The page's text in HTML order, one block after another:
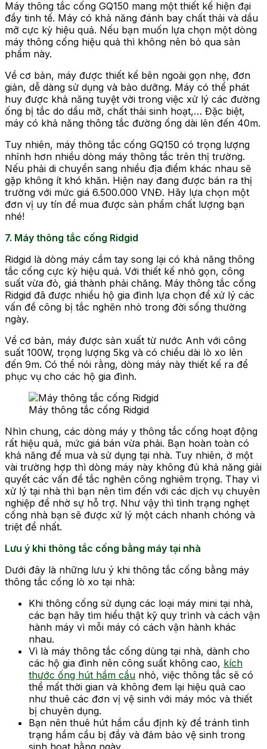
Máy thông tắc cống GQ150 mang một thiết kế hiện đại
đầy tinh tế. Máy có khả năng đánh bay chất thải và dầu
mỡ cực kỳ hiệu quả. Nếu bạn muốn lựa chọn một dòng
máy thông cống hiệu quả thì không nên bỏ qua sản
phẩm này.
Về cơ bản, máy được thiết kế bên ngoài gọn nhẹ, đơn
giản, dễ dàng sử dụng và bảo dưỡng. Máy có thể phát
huy được khả năng tuyệt vời trong việc xử lý các đường
ống bị tắc do dầu mỡ, chất thải sinh hoạt,… Đặc biệt,
máy có khả năng thông tắc đường ống dài lên đến 40m.
Tuy nhiên, máy thông tắc cống GQ150 có trọng lượng
nhỉnh hơn nhiều dòng máy thông tắc trên thị trường.
Nếu phải di chuyển sang nhiều địa điểm khác nhau sẽ
gặp không ít khó khăn. Hiện nay đang được bán ra thị
trường với mức giá 6.500.000 VNĐ. Hãy lựa chọn một
đơn vị uy tín để mua được sản phẩm chất lượng bạn
nhé!
7. Máy thông tắc cống Ridgid
Ridgid là dòng máy cầm tay song lại có khả năng thông
tắc cống cực kỳ hiệu quả. Với thiết kế nhỏ gọn, công
suất vừa đỏ, giá thành phải chăng. Máy thông tắc cống
Ridgid đã được nhiều hộ gia đình lựa chọn để xử lý các
vấn đề công bị tắc nghẽn nhỏ trong đời sống thường
ngày.
Về cơ bản, máy được sản xuất từ nước Anh với công
suất 100W, trọng lượng 5kg và có chiều dài lò xo lên
đến 9m. Có thể nói rằng, dòng máy này thiết kế ra để
phục vụ cho các hộ gia đình.
Máy thông tắc cống Ridgid
Nhìn chung, các dòng máy y thông tắc cống hoạt động
rất hiệu quả, mức giá bán vừa phải. Bạn hoàn toàn có
khả năng để mua và sử dụng tại nhà. Tuy nhiên, ở một
vài trường hợp thì dòng máy này không đủ khả năng giải
quyết các vấn đề tắc nghẽn công nghiêm trọng. Thay vì
xử lý tại nhà thì bạn nên tìm đến với các dịch vụ chuyên
nghiệp để nhờ sự hỗ trợ. Như vậy thì tình trạng nghẹt
cống nhà bạn sẽ được xử lý một cách nhanh chóng và
triệt để nhất.
Lưu ý khi thông tắc cống bằng máy tại nhà
Dưới đây là những lưu ý khi thông tắc cống bằng máy
thông tắc cống lò xo tại nhà:
Khi thông cống sử dụng các loại máy mini tại nhà,
các bạn hãy tìm hiểu thật kỹ quy trình và cách vận
hành máy vì mỗi máy có cách vận hành khác
nhau.
Vì là máy thông tắc cống dùng tại nhà, dành cho
các hộ gia đình nên công suất không cao, kích
thước ống hút hầm cầu nhỏ, việc thông tắc sẽ có
thể mất thời gian và không đem lại hiệu quả cao
như thuê các đơn vị vệ sinh với máy móc và thiết
bị chuyên dụng.
Bạn nên thuê hút hầm cầu định kỳ để tránh tình
trạng hầm cầu bị đầy và đảm bảo vệ sinh trong
sinh hoạt hằng ngày.